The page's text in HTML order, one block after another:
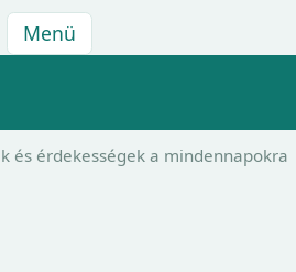
Menü
és érdekességek a mindennapokra